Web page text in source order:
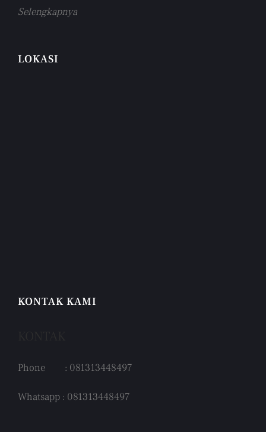
Selengkapnya
LOKASI
KONTAK KAMI
Phone : 081313448497
Whatsapp : 081313448497